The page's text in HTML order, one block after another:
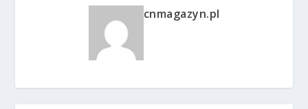
cnmagazyn.pl